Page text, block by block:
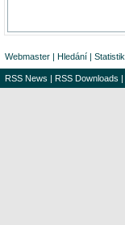
Webmaster | Hledání |
RSS News | RSS Downloads |